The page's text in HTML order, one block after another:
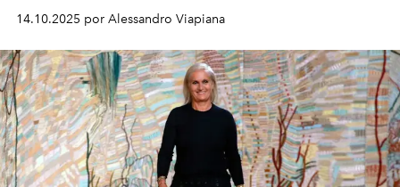
demasiado en cómo me perciben. Creo que es una
pérdida de tiempo", afirma.
14.10.2025 por Alessandro Viapiana